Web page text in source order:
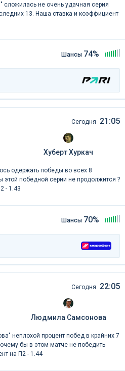
сложилась не очень удачная серия
13. Наша ставка и коэффициент
Шансы 74%
Сегодня 21:05
Хуберт Хуркач
одержать победы во всех 8
победной серии не продолжится ?
- 1.43
Шансы 70%
Сегодня 22:05
Людмила Самсонова
неплохой процент побед в крайних 7
бы в этом матче не победить
на П2 - 1.44